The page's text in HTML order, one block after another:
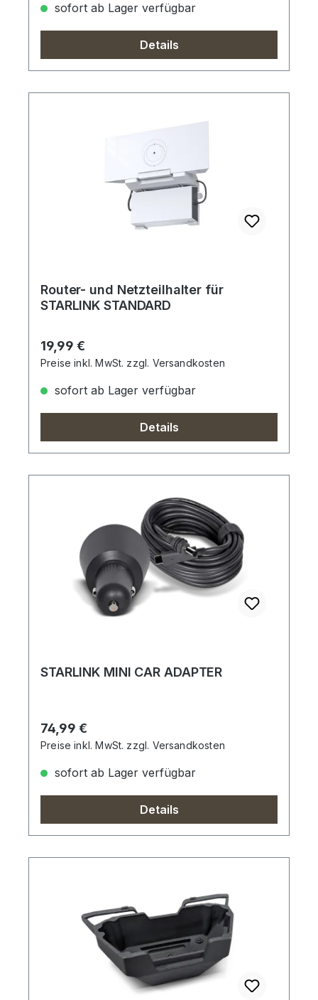
sofort ab Lager verfügbar
Details
Router- und Netzteilhalter für
STARLINK STANDARD
Regulärer Preis:
19,99 €
Preise inkl. MwSt. zzgl. Versandkosten
sofort ab Lager verfügbar
Details
STARLINK MINI CAR ADAPTER
Regulärer Preis:
74,99 €
Preise inkl. MwSt. zzgl. Versandkosten
sofort ab Lager verfügbar
Details